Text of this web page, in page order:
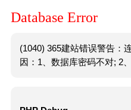
Database Error
(1040) 365建站错误警告：
因：1、数据库密码不对; 2